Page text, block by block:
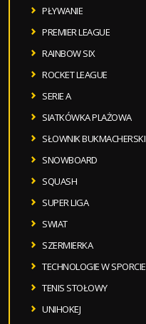
PŁYWANIE
PREMIER LEAGUE
RAINBOW SIX
ROCKET LEAGUE
SERIE A
SIATKÓWKA PLAŻOWA
SŁOWNIK BUKMACHERSKI
SNOWBOARD
SQUASH
SUPER LIGA
SWIAT
SZERMIERKA
TECHNOLOGIE W SPORCIE
TENIS STOŁOWY
UNIHOKEJ